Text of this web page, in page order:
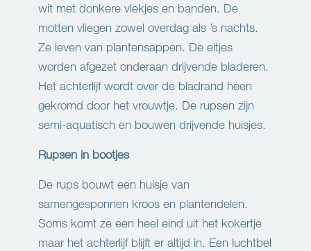
wit met donkere vlekjes en banden. De
motten vliegen zowel overdag als ’s nachts.
Ze leven van plantensappen. De eitjes
worden afgezet onderaan drijvende bladeren.
Het achterlijf wordt over de bladrand heen
gekromd door het vrouwtje. De rupsen zijn
semi-aquatisch en bouwen drijvende huisjes.
Rupsen in bootjes
De rups bouwt een huisje van
samengesponnen kroos en plantendelen.
Soms komt ze een heel eind uit het kokertje
maar het achterlijf blijft er altijd in. Een luchtbel